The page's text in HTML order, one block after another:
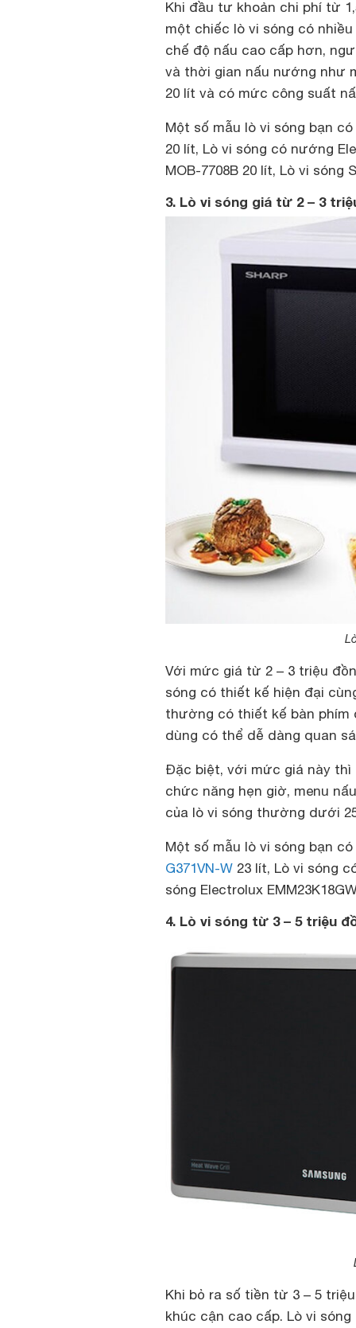
Khi đầu tư khoản chi phí từ
một chiếc lò vi sóng có
chế độ nấu cao cấp hơn,
và thời gian nấu nướng như
20 lít và có mức công suất
Một số mẫu lò vi sóng bạn có
20 lít, Lò vi sóng có nướng
MOB-7708B 20 lít, Lò vi sóng
3. Lò vi sóng giá từ 2 – 3
Với mức giá từ 2 – 3 triệu
sóng có thiết kế hiện đại
thường có thiết kế bàn phím
dùng có thể dễ dàng quan
Đặc biệt, với mức giá này
chức năng hẹn giờ, menu
của lò vi sóng thường dưới
Một số mẫu lò vi sóng bạn
G371VN-W 23 lít, Lò vi sóng
sóng Electrolux
4. Lò vi sóng từ 3 – 5 triệu
Khi bỏ ra số tiền từ 3 – 5
khúc cận cao cấp. Lò vi